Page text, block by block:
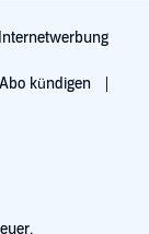
Internetwerbung
Abo kündigen